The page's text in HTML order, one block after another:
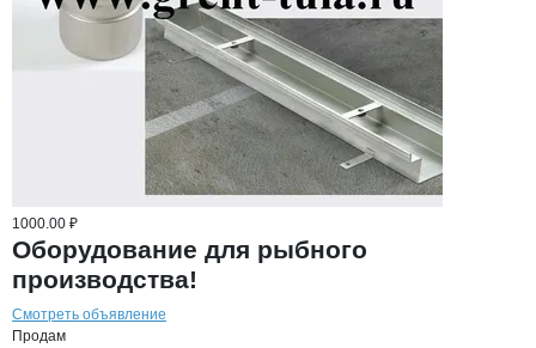
1000.00 ₽
Оборудование для рыбного
производства!
Смотреть объявление
Продам